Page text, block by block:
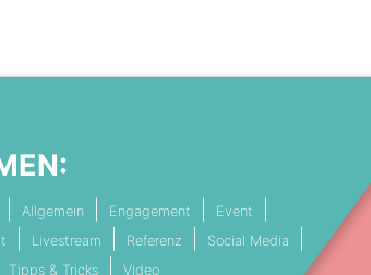
Allgemein Engagement
Event
Livestream Referenz
Social Media
Tipps & Tricks Video